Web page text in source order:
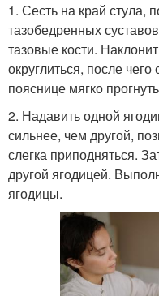
1. Сесть на край стула,
тазобедренных
тазовые кости.
округлиться, после
пояснице мягко
2. Надавить одной
сильнее, чем другой,
слегка приподняться.
другой ягодицей.
ягодицы.